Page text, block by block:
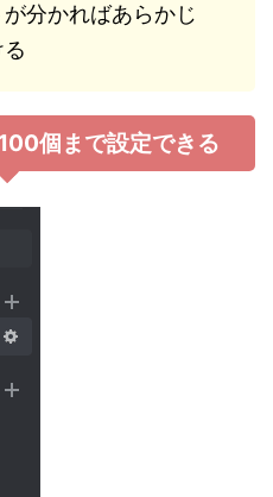
分かればあらかじ
個まで設定できる